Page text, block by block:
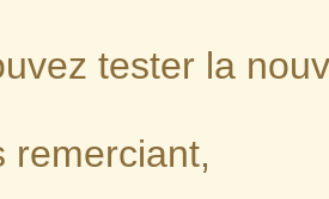
tester la
remerciant,